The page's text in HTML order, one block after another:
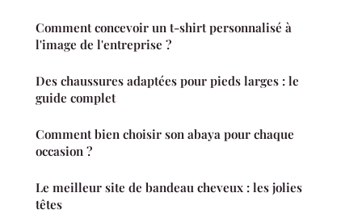
Comment concevoir un t-shirt personnalisé à
l'image de l'entreprise ?
Des chaussures adaptées pour pieds larges : le
guide complet
Comment bien choisir son abaya pour chaque
occasion ?
Le meilleur site de bandeau cheveux : les jolies
têtes